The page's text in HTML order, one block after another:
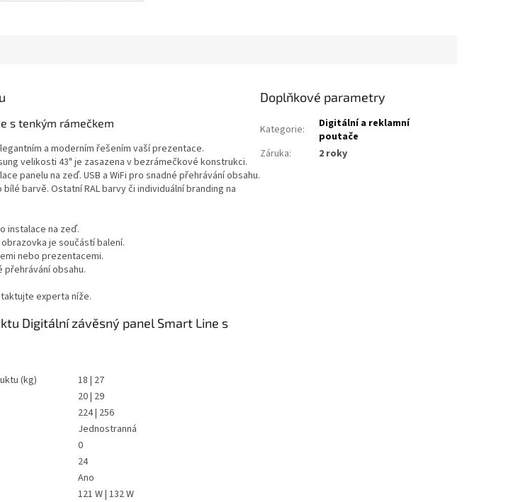
s tenkým rámečkem
a moderním řešením vaší prezentace.
velikosti 43" je zasazena v bezrámečkové konstrukci.
panelu na zeď. USB a WiFi pro snadné přehrávání obsahu.
barvě. Ostatní RAL barvy či individuální branding na
instalace na zeď.
je součástí balení.
nebo prezentacemi.
přehrávání obsahu.
experta níže.
Digitální závěsný panel Smart Line s
(kg)
18 | 27
20 | 29
224 | 256
Jednostranná
0
24
Ano
121 W | 132 W
Doplňkové parametry
Kategorie:
Digitální a reklamní
poutače
Záruka: 2 roky